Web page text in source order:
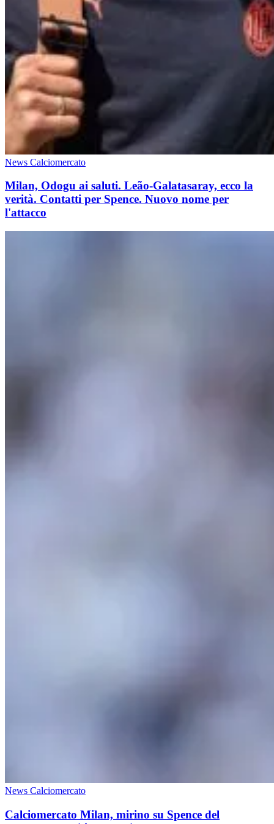
News Calciomercato
Milan, Odogu ai saluti. Leão-Galatasaray, ecco la
verità. Contatti per Spence. Nuovo nome per
l'attacco
News Calciomercato
Calciomercato Milan, mirino su Spence del